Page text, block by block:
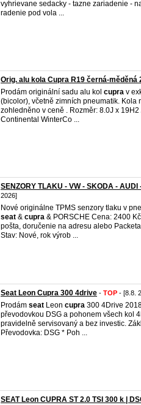
vyhrievane sedacky - tazne zariadenie -
radenie pod vola ...
Orig. alu kola Cupra R19 černá-měděná
Prodám originální sadu alu kol cupra v
(bicolor), včetně zimních pneumatik. Kola
zohledněno v ceně . Rozměr: 8.0J x
Continental WinterCo ...
SENZORY TLAKU - VW - SKODA -
2026]
Nové originálne TPMS senzory tlaku v
seat & cupra & PORSCHE Cena: 2400
pošta, doručenie na adresu alebo
Stav: Nové, rok výrob ...
Seat Leon Cupra 300 4drive - TOP - [8.8.
Prodám seat Leon cupra 300 4Drive
převodovkou DSG a pohonem všech kol
pravidelně servisovaný a bez investic.
Převodovka: DSG * Poh ...
SEAT Leon CUPRA ST 2.0 TSI 300 k |